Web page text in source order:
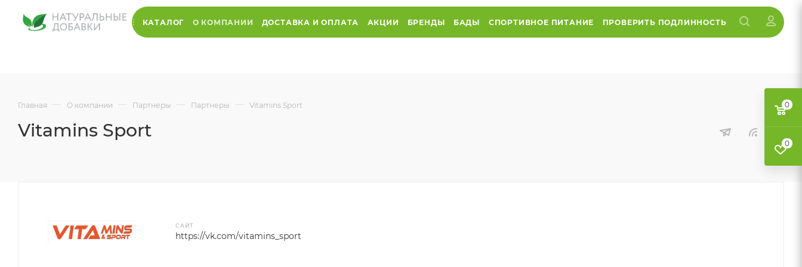
КАТАЛОГ О КОМПАНИИ ДОСТАВКА И ОПЛАТА АКЦИИ БРЕНДЫ БАДЫ СПОРТИВНОЕ ПИТАНИЕ ПРОВЕРИТЬ ПОДЛИННОСТЬ
Главная — О компании — Партнеры — Партнеры — Vitamins Sport
Vitamins Sport
САЙТ
https://vk.com/vitamins_sport
0
0